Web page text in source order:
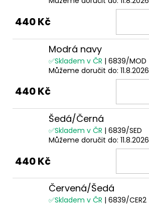
440 Kč
Modrá navy
✅Skladem v ČR | 6839/MOD
Můžeme doručit do: 11.8.2026
440 Kč
Šedá/Černá
✅Skladem v ČR | 6839/SED
Můžeme doručit do: 11.8.2026
440 Kč
Červená/Šedá
✅Skladem v ČR | 6839/CER2